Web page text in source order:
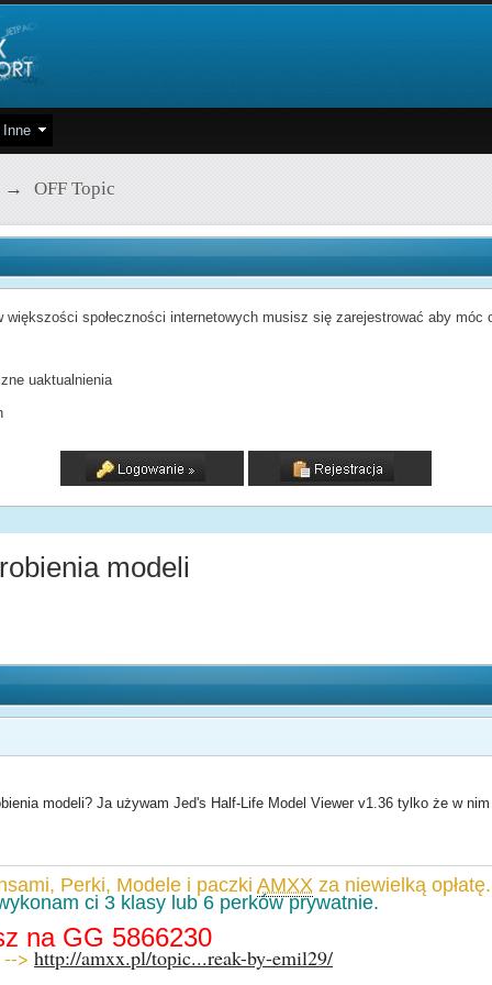
Inne
→ OFF Topic
większości społeczności internetowych musisz się zarejestrować aby
uaktualnienia
modeli
modeli? Ja używam Jed's Half-Life Model Viewer v1.36 tylko że w
Perki, Modele i paczkiAMXX za niewielką opłatę.
ci 3 klasy lub 6 perków prywatnie.
na GG 5866230
-->http://amxx.pl/topic...reak-by-emil29/